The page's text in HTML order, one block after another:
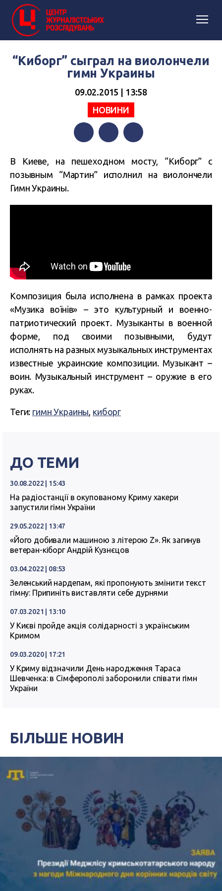
“Киборг” сыграл на виолончели
гимн Украины
09.02.2015 | 13:58
НОВИНИ
В Киеве, на пешеходном мосту, “Киборг” с
позывным “Мартин” исполнил на виолончели
Гимн Украины.
Композиция была исполнена в рамках проекта
«Музика воїнів» – это культурный и военно-
патриотический проект. Музыканты в военной
форме, под своими позывными, будут
исполнять на разных музыкальных инструментах
известные украинские композиции. Музыкант –
воин. Музыкальный инструмент – оружие в его
руках.
Теги: гимн Украины, киборг
ДО ТЕМИ
30.08.2022 | 15:43
На радіостанції в окупованому Криму хакери
запустили гімн України
29.05.2022 | 13:47
«Його добивали машиною з літерою Z». Як загинув
ветеран-кіборг Андрій Кузнєцов
03.04.2022 | 08:53
Зеленський нардепам, які пропонують змінити текст
гімну: Припиніть виставляти себе дурнями
07.03.2021 | 13:10
У Києві пройде акція солідарності з українським
Кримом
09.03.2020 | 17:21
У Криму відзначили День народження Тараса
Шевченка: в Сімферополі заборонили співати гімн
України
БІЛЬШЕ НОВИН